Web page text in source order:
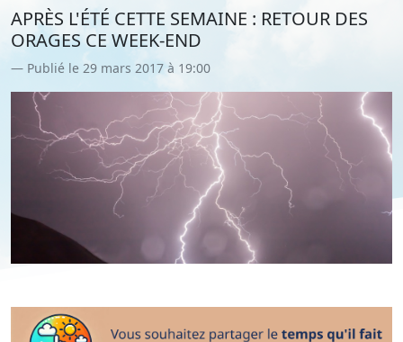
APRÈS L'ÉTÉ CETTE SEMAINE : RETOUR DES
ORAGES CE WEEK-END
Publié le 29 mars 2017 à 19:00